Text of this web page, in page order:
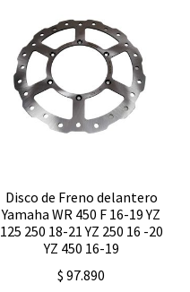
Disco de Freno delantero
Yamaha WR 450 F 16-19 YZ
125 250 18-21 YZ 250 16 -20
YZ 450 16-19
$ 97.890